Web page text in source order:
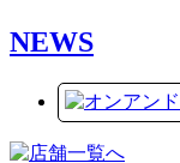
NEWS